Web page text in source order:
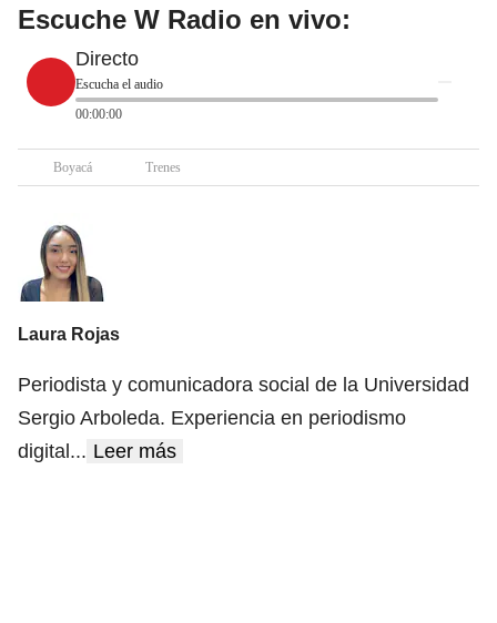
Escuche W Radio en vivo:
Directo
Escucha el audio
00:00:00
Boyacá Trenes
Laura Rojas
Periodista y comunicadora social de la Universidad
Sergio Arboleda. Experiencia en periodismo
digital ... Leer más